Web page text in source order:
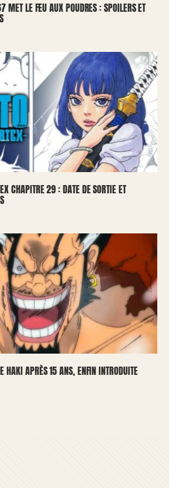
MET LE FEU AUX POUDRES : SPOILERS ET
CHAPITRE 29 : DATE DE SORTIE ET
HAKI APRÈS 15 ANS, ENFIN INTRODUITE